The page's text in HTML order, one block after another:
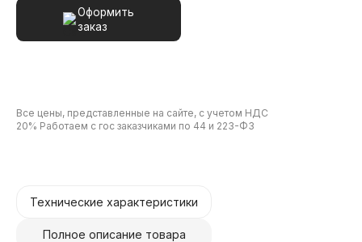
Оформить
заказ
Все цены, представленные на сайте, с учетом НДС
20% Работаем с гос заказчиками по 44 и 223-ФЗ
Технические характеристики
Полное описание товара